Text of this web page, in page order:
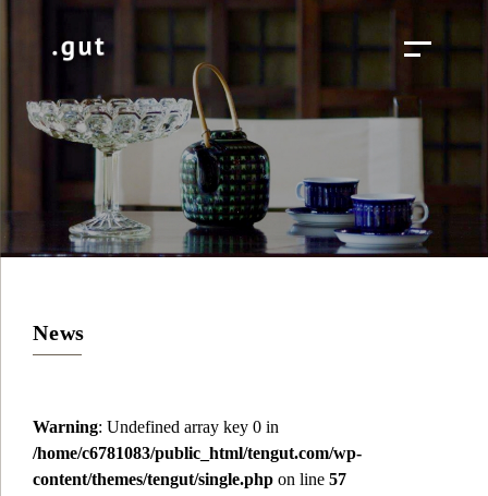
News
Warning: Undefined array key 0 in
/home/c6781083/public_html/tengut.com/wp-
content/themes/tengut/single.php on line 57